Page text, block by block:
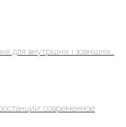
внутрішніх і зовнішніх...
современное